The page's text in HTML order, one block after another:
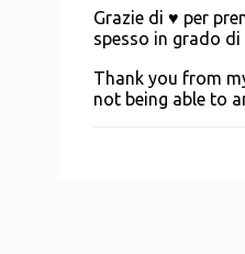
P
o
t
a
Grazie di ♥ per
spesso in grado
Thank you from
not being able to